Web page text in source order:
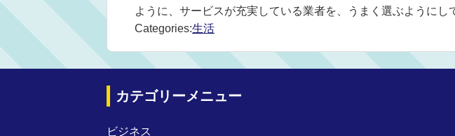
ように、サービスが充実している業者を、うまく選ぶようにし
Categories:生活
カテゴリーメニュー
ビジネス